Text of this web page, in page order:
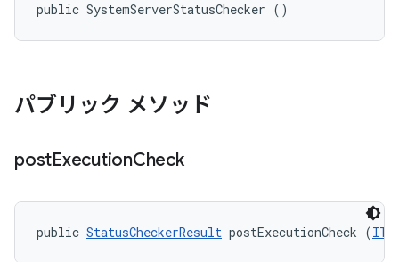
public SystemServerStatusChecker ()
パブリック メソッド
postExecutionCheck
public StatusCheckerResult postExecutionCheck (